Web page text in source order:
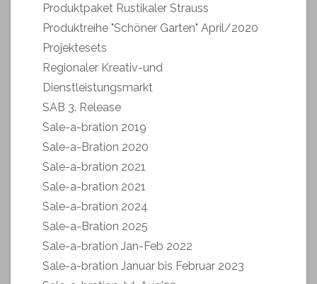
Produktpaket Rustikaler Strauss
Produktreihe "Schöner Garten" April/2020
Projektesets
Regionaler Kreativ-und
Dienstleistungsmarkt
SAB 3. Release
Sale-a-bration 2019
Sale-a-Bration 2020
Sale-a-bration 2021
Sale-a-bration 2021
Sale-a-bration 2024
Sale-a-Bration 2025
Sale-a-bration Jan-Feb 2022
Sale-a-bration Januar bis Februar 2023